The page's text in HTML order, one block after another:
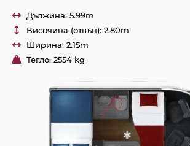
Дължина: 5.99m
Височина (отвън): 2.80m
Ширина: 2.15m
Тегло: 2554 kg